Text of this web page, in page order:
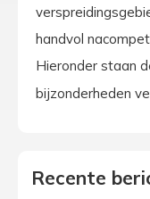
handvol
Hieronder staan
bijzonderheden
Recente